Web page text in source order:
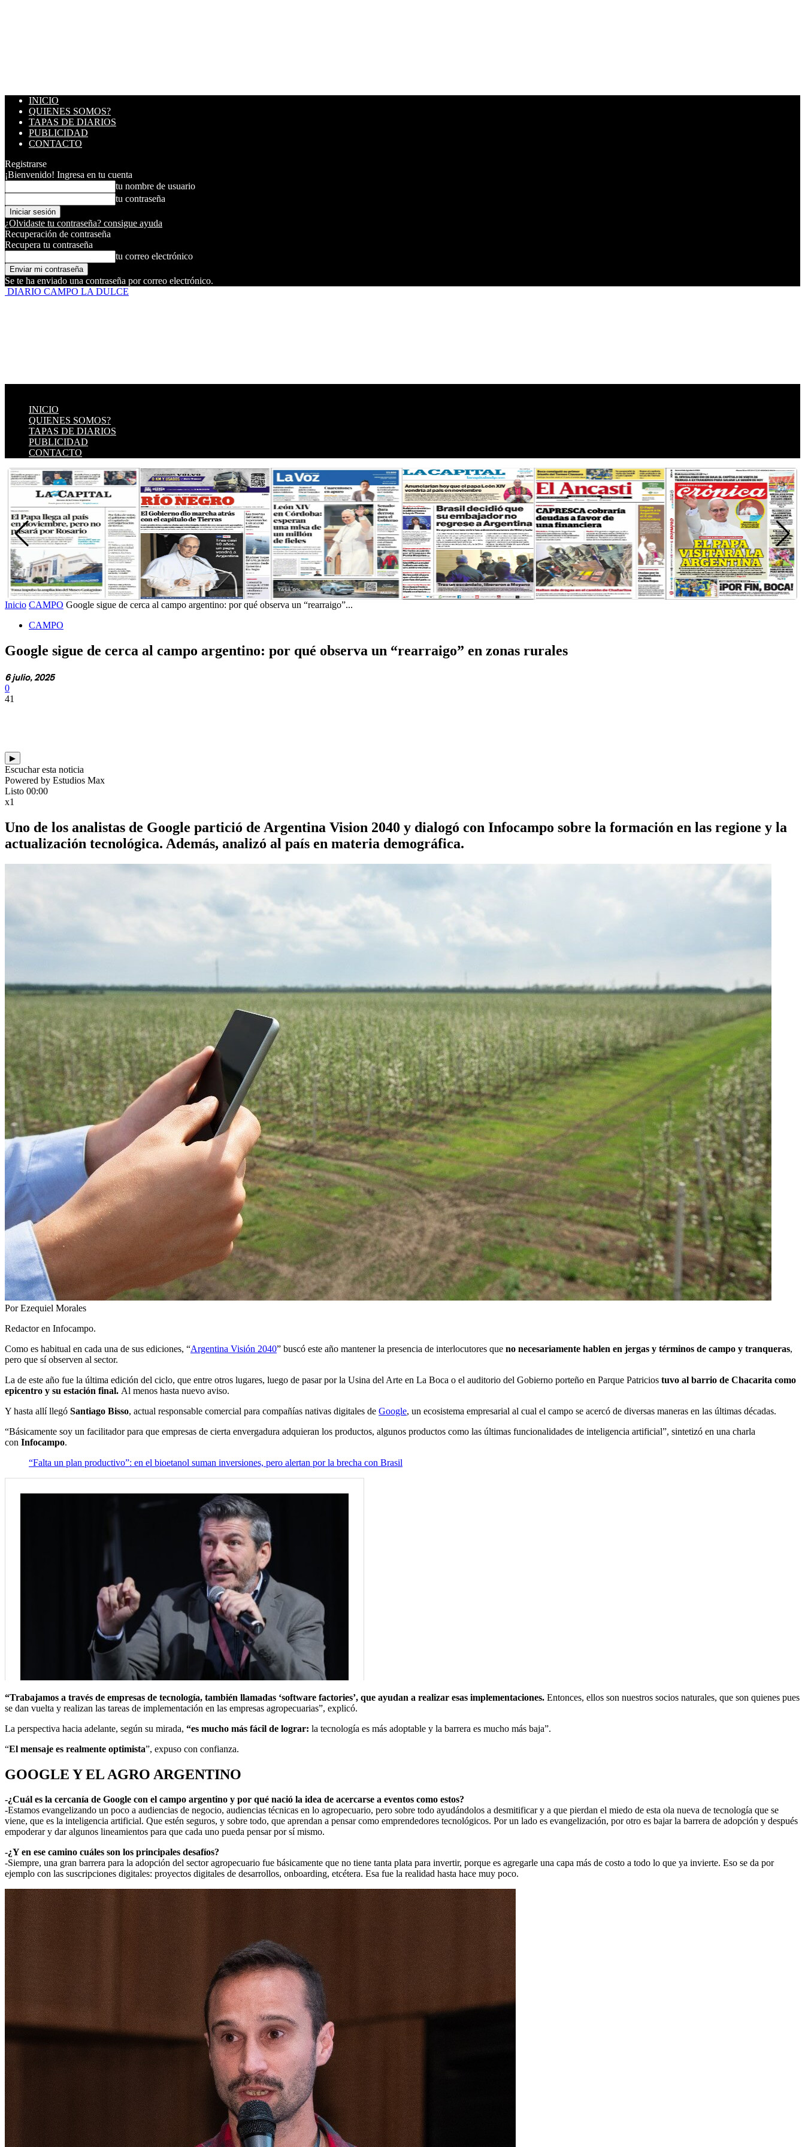
INICIO
QUIENES SOMOS?
TAPAS DE DIARIOS
PUBLICIDAD
CONTACTO
Registrarse
¡Bienvenido! Ingresa en tu cuenta
tu nombre de usuario
tu contraseña
¿Olvidaste tu contraseña? consigue ayuda
Recuperación de contraseña
Recupera tu contraseña
tu correo electrónico
Se te ha enviado una contraseña por correo electrónico.
DIARIO CAMPO LA DULCE
INICIO
QUIENES SOMOS?
TAPAS DE DIARIOS
PUBLICIDAD
CONTACTO
Inicio CAMPO Google sigue de cerca al campo argentino: por qué observa un “rearraigo”...
CAMPO
Google sigue de cerca al campo argentino: por qué observa un “rearraigo” en zonas rurales
6 julio, 2025
0
41
▶
Escuchar esta noticia
Powered by Estudios Max
Listo 00:00
x1
Uno de los analistas de Google partició de Argentina Vision 2040 y dialogó con Infocampo sobre la formación en las regione y la
actualización tecnológica. Además, analizó al país en materia demográfica.
Por Ezequiel Morales
Redactor en Infocampo.
Como es habitual en cada una de sus ediciones, “Argentina Visión 2040” buscó este año mantener la presencia de interlocutores que no necesariamente hablen en jergas y términos de campo y tranqueras,
pero que sí observen al sector.
La de este año fue la última edición del ciclo, que entre otros lugares, luego de pasar por la Usina del Arte en La Boca o el auditorio del Gobierno porteño en Parque Patricios tuvo al barrio de Chacarita como
epicentro y su estación final. Al menos hasta nuevo aviso.
Y hasta allí llegó Santiago Bisso, actual responsable comercial para compañías nativas digitales de Google, un ecosistema empresarial al cual el campo se acercó de diversas maneras en las últimas décadas.
“Básicamente soy un facilitador para que empresas de cierta envergadura adquieran los productos, algunos productos como las últimas funcionalidades de inteligencia artificial”, sintetizó en una charla
con Infocampo.
“Falta un plan productivo”: en el bioetanol suman inversiones, pero alertan por la brecha con Brasil
“Trabajamos a través de empresas de tecnología, también llamadas ‘software factories’, que ayudan a realizar esas implementaciones. Entonces, ellos son nuestros socios naturales, que son quienes pues
se dan vuelta y realizan las tareas de implementación en las empresas agropecuarias”, explicó.
La perspectiva hacia adelante, según su mirada, “es mucho más fácil de lograr: la tecnología es más adoptable y la barrera es mucho más baja”.
“El mensaje es realmente optimista”, expuso con confianza.
GOOGLE Y EL AGRO ARGENTINO
-¿Cuál es la cercanía de Google con el campo argentino y por qué nació la idea de acercarse a eventos como estos?
-Estamos evangelizando un poco a audiencias de negocio, audiencias técnicas en lo agropecuario, pero sobre todo ayudándolos a desmitificar y a que pierdan el miedo de esta ola nueva de tecnología que se
viene, que es la inteligencia artificial. Que estén seguros, y sobre todo, que aprendan a pensar como emprendedores tecnológicos. Por un lado es evangelización, por otro es bajar la barrera de adopción y después
empoderar y dar algunos lineamientos para que cada uno pueda pensar por sí mismo.
-¿Y en ese camino cuáles son los principales desafíos?
-Siempre, una gran barrera para la adopción del sector agropecuario fue básicamente que no tiene tanta plata para invertir, porque es agregarle una capa más de costo a todo lo que ya invierte. Eso se da por
ejemplo con las suscripciones digitales: proyectos digitales de desarrollos, onboarding, etcétera. Esa fue la realidad hasta hace muy poco.